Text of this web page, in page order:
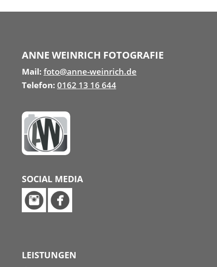
ANNE WEINRICH FOTOGRAFIE
Mail: foto@anne-weinrich.de
Telefon: 0162 13 16 644
SOCIAL MEDIA
LEISTUNGEN